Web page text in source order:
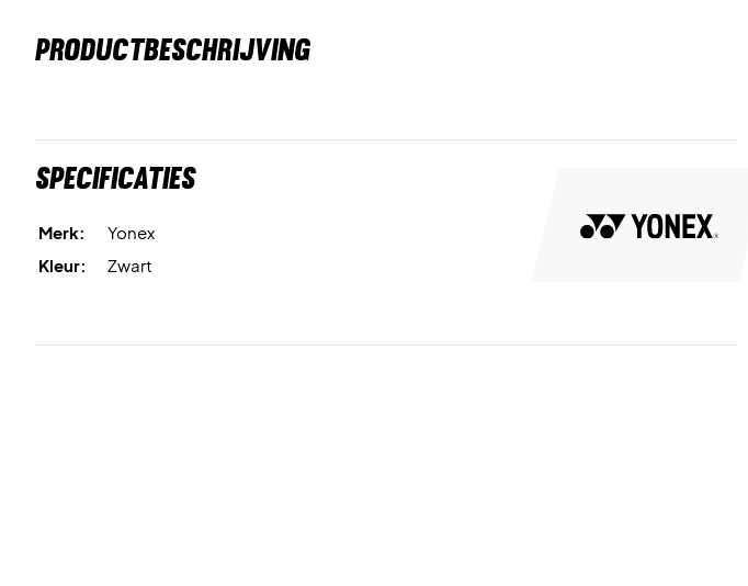
PRODUCTBESCHRIJVING
Specificaties
Merk:
Yonex
Kleur:
Zwart